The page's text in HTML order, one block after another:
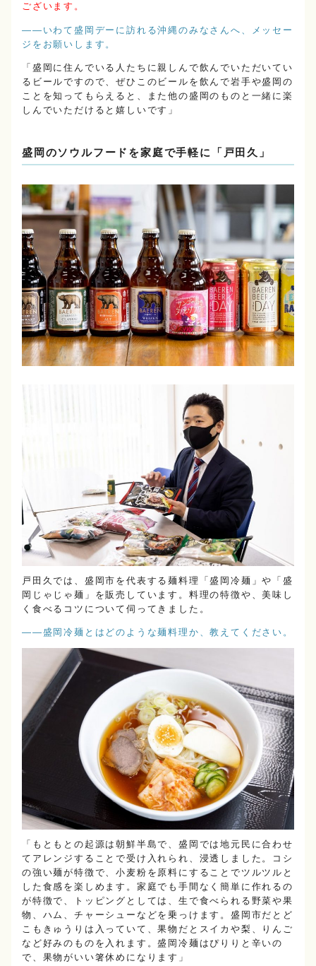
ございます。
――いわて盛岡デーに訪れる沖縄のみなさんへ、メッセー
ジをお願いします。
「盛岡に住んでいる人たちに親しんで飲んでいただいてい
るビールですので、ぜひこのビールを飲んで岩手や盛岡の
ことを知ってもらえると、また他の盛岡のものと一緒に楽
しんでいただけると嬉しいです」
盛岡のソウルフードを家庭で手軽に「戸田久」
戸田久では、盛岡市を代表する麺料理「盛岡冷麺」や「盛
岡じゃじゃ麺」を販売しています。料理の特徴や、美味し
く食べるコツについて伺ってきました。
――盛岡冷麺とはどのような麺料理か、教えてください。
「もともとの起源は朝鮮半島で、盛岡では地元民に合わせ
てアレンジすることで受け入れられ、浸透しました。コシ
の強い麺が特徴で、小麦粉を原料にすることでツルツルと
した食感を楽しめます。家庭でも手間なく簡単に作れるの
が特徴で、トッピングとしては、生で食べられる野菜や果
物、ハム、チャーシューなどを乗っけます。盛岡市だとど
こもきゅうりは入っていて、果物だとスイカや梨、りんご
など好みのものを入れます。盛岡冷麺はぴりりと辛いの
で、果物がいい箸休めになります」